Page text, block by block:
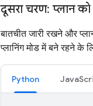
दूसरा चरण: प्लान
बातचीत जारी रखने और
प्लानिंग मोड में बने रहने के
Python